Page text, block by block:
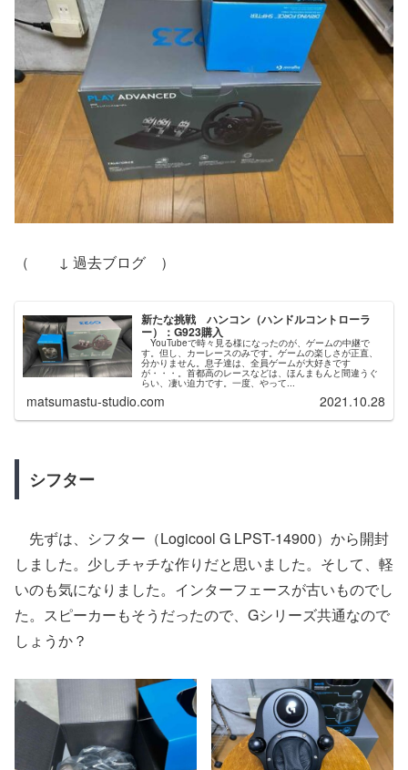
（ ↓ 過去ブログ ）
新たな挑戦 ハンコン（ハンドルコントローラ
ー）：G923購入
YouTubeで時々見る様になったのが、ゲームの中継で
す。但し、カーレースのみです。ゲームの楽しさが正直、
分かりません。息子達は、全員ゲームが大好きです
が・・・。首都高のレースなどは、ほんまもんと間違うぐ
らい、凄い迫力です。一度、やって...
matsumastu-studio.com 2021.10.28
シフター
先ずは、シフター（Logicool G LPST-14900）から開封
しました。少しチャチな作りだと思いました。そして、軽
いのも気になりました。インターフェースが古いものでし
た。スピーカーもそうだったので、Gシリーズ共通なので
しょうか？